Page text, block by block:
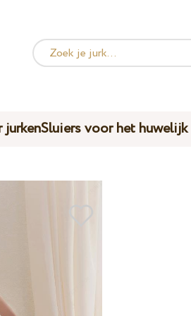
Sluiers voor het huwelijk